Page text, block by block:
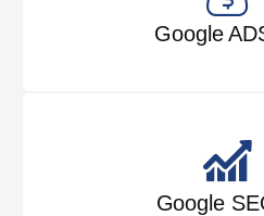
Google
Google